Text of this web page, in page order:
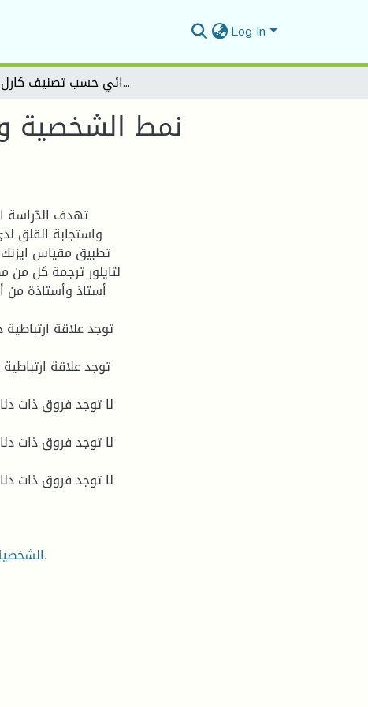
Log In
نمط الشخصية وعلاقته باستجابة القلق لدى عينة من أساتذة التعليم الابتدائي حسب تصنيف كارل يونغ
نمط الشخصية
تهدف الدّراسة
واستجابة القلق
أستاذ وأستاذة من
الشخصية، استجابة القلق، الأساتذة، التعليم الابتدائي، كارل يونغ.